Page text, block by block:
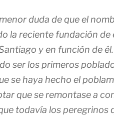
duda de que el
la reciente fundación de
y en función de
ser los primeros
se haya hecho el
que se remontase a
todavía los peregrinos